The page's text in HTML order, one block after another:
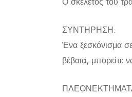
ΣΥΝΤΗΡΗΣΗ:
Ένα ξεσκόνισμα
βέβαια, μπορείτε